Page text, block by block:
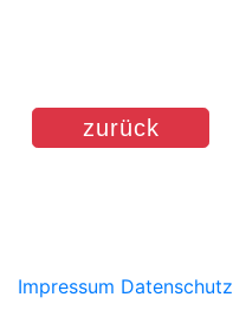
zurück
Impressum Datenschutz